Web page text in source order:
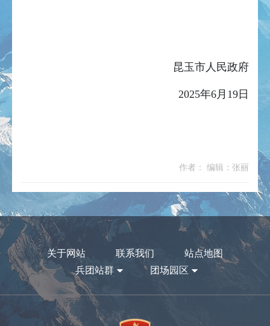
昆玉市人民政府
2025年6月19日
作者： 编辑：张丽
关于网站 联系我们
站点地图
兵团站群
团场园区